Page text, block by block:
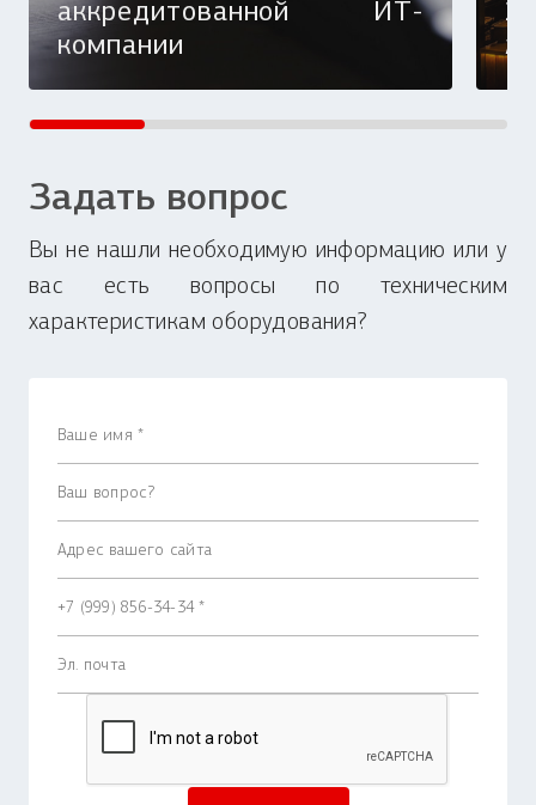
аккредитованной ИТ-
компании
Задать вопрос
Вы не нашли необходимую информацию или у
вас есть вопросы по техническим
характеристикам оборудования?